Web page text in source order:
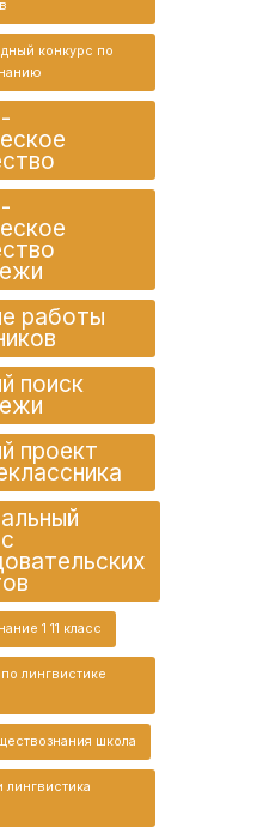
конкурс по
работы
поиск
проект
1 11 класс
лингвистике
школа
лингвистика